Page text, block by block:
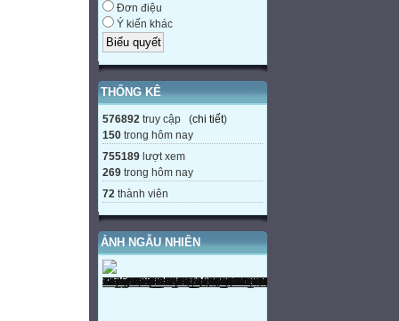
Đơn điệu
Ý kiến khác
THỐNG KÊ
576892 truy cập (chi tiết)
150 trong hôm nay
755189 lượt xem
269 trong hôm nay
72 thành viên
ẢNH NGẪU NHIÊN